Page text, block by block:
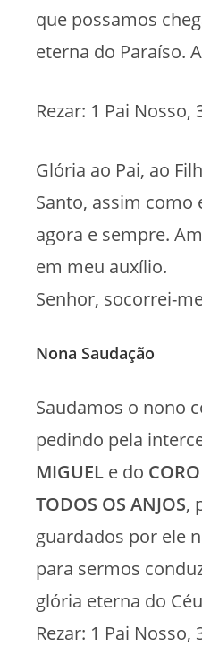
que possamos
eterna do Paraíso.
Rezar: 1 Pai Nosso,
Glória ao Pai, ao
Santo, assim como
agora e sempre.
em meu auxílio.
Senhor, socorrei-
Nona Saudação
Saudamos o nono
pedindo pela
MIGUEL e do
TODOS OS ANJOS,
guardados por ele
para sermos
glória eterna do
Rezar: 1 Pai Nosso,